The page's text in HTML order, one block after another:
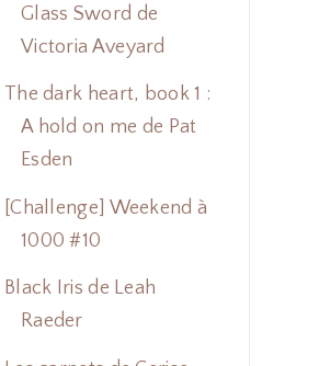
Glass Sword de
Victoria Aveyard
The dark heart, book 1 :
A hold on me de Pat
Esden
[Challenge] Weekend à
1000 #10
Black Iris de Leah
Raeder